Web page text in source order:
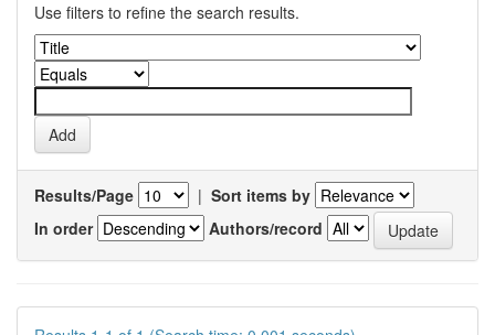
Use filters to refine the search results.
Results/Page | Sort items by
In order
Authors/record